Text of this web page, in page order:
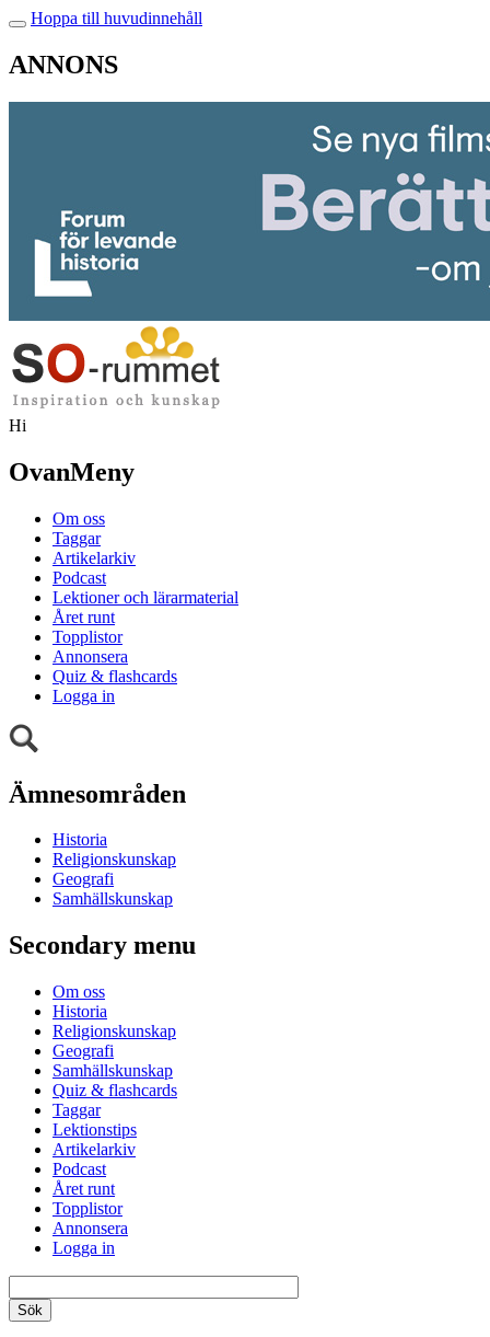
Hoppa till huvudinnehåll
ANNONS
Hi
OvanMeny
Om oss
Taggar
Artikelarkiv
Podcast
Lektioner och lärarmaterial
Året runt
Topplistor
Annonsera
Quiz & flashcards
Logga in
Ämnesområden
Historia
Religionskunskap
Geografi
Samhällskunskap
Secondary menu
Om oss
Historia
Religionskunskap
Geografi
Samhällskunskap
Quiz & flashcards
Taggar
Lektionstips
Artikelarkiv
Podcast
Året runt
Topplistor
Annonsera
Logga in